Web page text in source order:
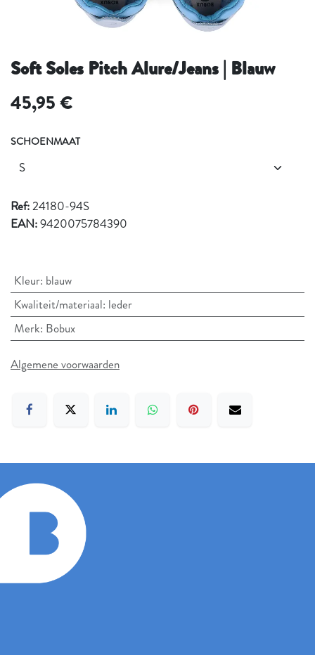
Soft Soles Pitch Alure/Jeans | Blauw
45,95€
SCHOENMAAT
Ref:24180-94S
EAN:9420075784390
Kleur: blauw
Kwaliteit/materiaal: leder
Merk: Bobux
Algemene voorwaarden